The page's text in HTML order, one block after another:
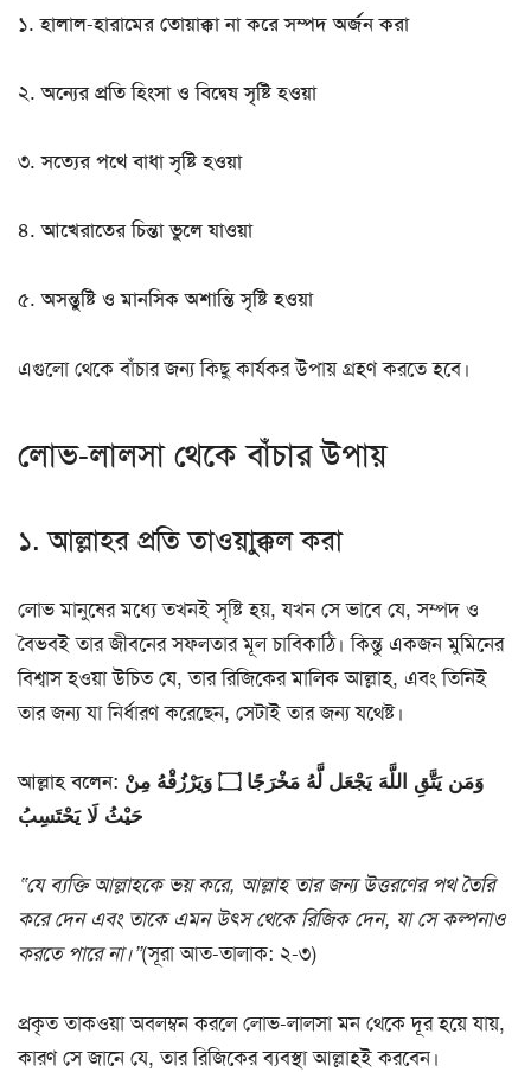
১.হালাল-হারামের তোয়াক্কা না করে সম্পদ অর্জন করা
২.অন্যের প্রতি হিংসা ও বিদ্বেষ সৃষ্টি হওয়া
৩.সত্যের পথে বাধা সৃষ্টি হওয়া
৪.আখেরাতের চিন্তা ভুলে যাওয়া
৫.অসন্তুষ্টি ও মানসিক অশান্তি সৃষ্টি হওয়া
এগুলো থেকে বাঁচার জন্য কিছু কার্যকর উপায় গ্রহণ করতে হবে।
লোভ-লালসা থেকে বাঁচার উপায়
১. আল্লাহর প্রতি তাওয়াক্কুল করা
লোভ মানুষের মধ্যে তখনই সৃষ্টি হয়, যখন সে ভাবে যে, সম্পদ ও
বৈভবই তার জীবনের সফলতার মূল চাবিকাঠি। কিন্তু একজন মুমিনের
বিশ্বাস হওয়া উচিত যে, তার রিজিকের মালিক আল্লাহ, এবং তিনিই
তার জন্য যা নির্ধারণ করেছেন, সেটাই তার জন্য যথেষ্ট।
আল্লাহ বলেন: وَمَن يَتَّقِ اللَّهَ يَجْعَل لَّهُ مَخْرَجًا ۝ وَيَرْزُقْهُ مِنْ
حَيْثُ لَا يَحْتَسِبُ
“যে ব্যক্তি আল্লাহকে ভয় করে, আল্লাহ তার জন্য উত্তরণের পথ তৈরি
করে দেন এবং তাকে এমন উৎস থেকে রিজিক দেন, যা সে কল্পনাও
করতে পারে না।”(সূরা আত-তালাক: ২-৩)
প্রকৃত তাকওয়া অবলম্বন করলে লোভ-লালসা মন থেকে দূর হয়ে যায়,
কারণ সে জানে যে, তার রিজিকের ব্যবস্থা আল্লাহই করবেন।